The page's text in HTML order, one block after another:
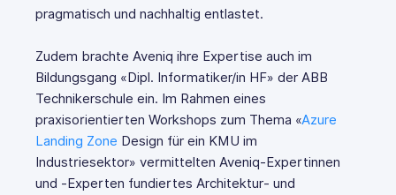
pragmatisch und nachhaltig entlastet.
Zudem brachte Aveniq ihre Expertise auch im
Bildungsgang «Dipl. Informatiker/in HF» der ABB
Technikerschule ein. Im Rahmen eines
praxisorientierten Workshops zum Thema «Azure
Landing Zone Design für ein KMU im
Industriesektor» vermittelten Aveniq‑Expertinnen
und ‑Experten fundiertes Architektur‑ und